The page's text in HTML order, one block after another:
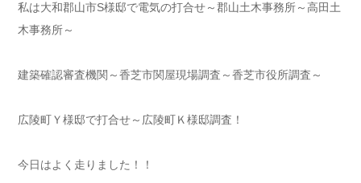
私は大和郡山市S様邸で電気の打合せ～郡山土木事務所～高田土
木事務所～
建築確認審査機関～香芝市関屋現場調査～香芝市役所調査～
広陵町Ｙ様邸で打合せ～広陵町Ｋ様邸調査！
今日はよく走りました！！